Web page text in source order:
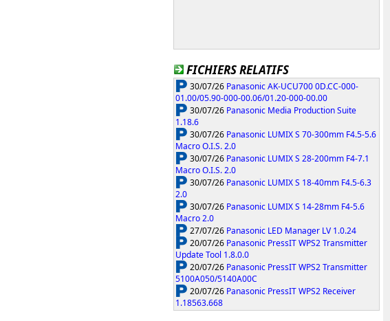
FICHIERS RELATIFS
30/07/26 Panasonic AK-UCU700 0D.CC-000-
01.00/05.90-000-00.06/01.20-000-00.00
30/07/26 Panasonic Media Production Suite
1.18.6
30/07/26 Panasonic LUMIX S 70-300mm F4.5-5.6
Macro O.I.S. 2.0
30/07/26 Panasonic LUMIX S 28-200mm F4-7.1
Macro O.I.S. 2.0
30/07/26 Panasonic LUMIX S 18-40mm F4.5-6.3
2.0
30/07/26 Panasonic LUMIX S 14-28mm F4-5.6
Macro 2.0
27/07/26 Panasonic LED Manager LV 1.0.24
20/07/26 Panasonic PressIT WPS2 Transmitter
Update Tool 1.8.0.0
20/07/26 Panasonic PressIT WPS2 Transmitter
5100A050/5140A00C
20/07/26 Panasonic PressIT WPS2 Receiver
1.18563.668